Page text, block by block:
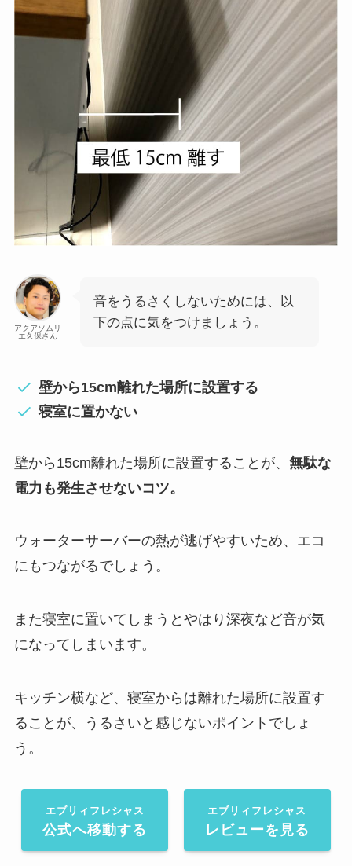
アクアソムリ
エ久保さん
音をうるさくしないためには、以
下の点に気をつけましょう。
壁から15cm離れた場所に設置する
寝室に置かない
壁から15cm離れた場所に設置することが、 無駄な
電力も発生させないコツ。
ウォーターサーバーの熱が逃げやすいため、エコ
にもつながるでしょう。
また寝室に置いてしまうとやはり深夜など音が気
になってしまいます。
キッチン横など、寝室からは離れた場所に設置す
ることが、うるさいと感じないポイントでしょ
う。
エブリィフレシャス
公式へ移動する
エブリィフレシャス
レビューを見る